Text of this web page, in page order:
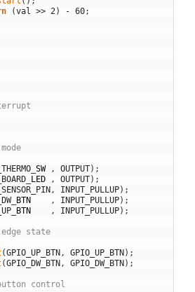
(val >> 2 ) - 60;
SW , OUTPUT) ;
LED , OUTPUT) ;
, INPUT_PULLUP) ;
_ BTN , INPUT_PULLUP) ;
BTN , INPUT_PULLUP) ;
state
(GPIO_UP_BTN , GPIO_UP_BTN) ;
(GPIO_DW_BTN , GPIO_DW_BTN) ;
control